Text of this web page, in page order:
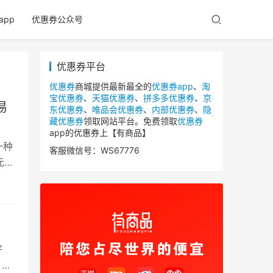
优惠券公众号
种
优惠券平台
优惠券商城提供最新最全的优惠券app、 淘
宝优惠券、 天猫优惠券、 拼多多优惠券、 京
东优惠券、 唯品会优惠券、 内部优惠券、 隐
藏优惠券领取网站平台。免费领取优惠券
app的优惠券上【有商品】
客服微信号：WS67776